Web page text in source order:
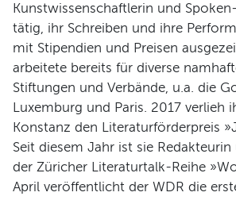
Kunstwissenschaftlerin und
tätig, ihr Schreiben und ihre
mit Stipendien und Preisen
arbeitete bereits für diverse
Stiftungen und Verbände, u.a. die
Luxemburg und Paris. 2017 verlieh
Konstanz den Literaturförderpreis
Seit diesem Jahr ist sie
der Züricher Literaturtalk-Reihe
April veröffentlicht der WDR die